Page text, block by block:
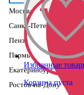
Москва
Санкт-Петербург
Пенза
Пермь
Екатеринбург
Ростов-на-Дону
Избранные
Корзина пуста